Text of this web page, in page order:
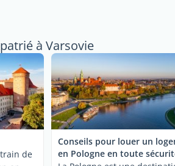
à Varsovie
de
Conseils pour louer un
en Pologne en toute